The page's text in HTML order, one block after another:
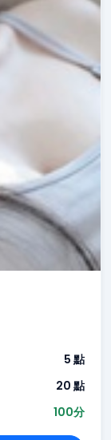
5 點
20 點
100分